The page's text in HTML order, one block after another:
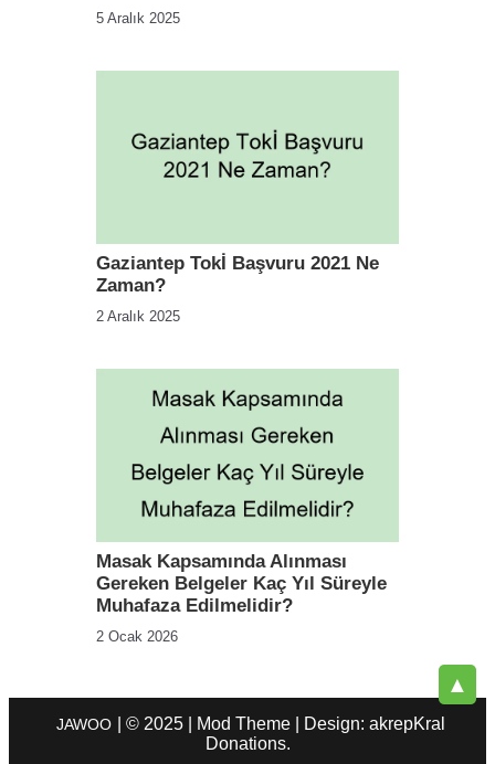
5 Aralık 2025
Gaziantep Tokİ Başvuru 2021 Ne
Zaman?
2 Aralık 2025
Masak Kapsamında Alınması
Gereken Belgeler Kaç Yıl Süreyle
Muhafaza Edilmelidir?
2 Ocak 2026
▲
JAWOO | © 2025 | Mod Theme | Design: akrepKral
Donations.